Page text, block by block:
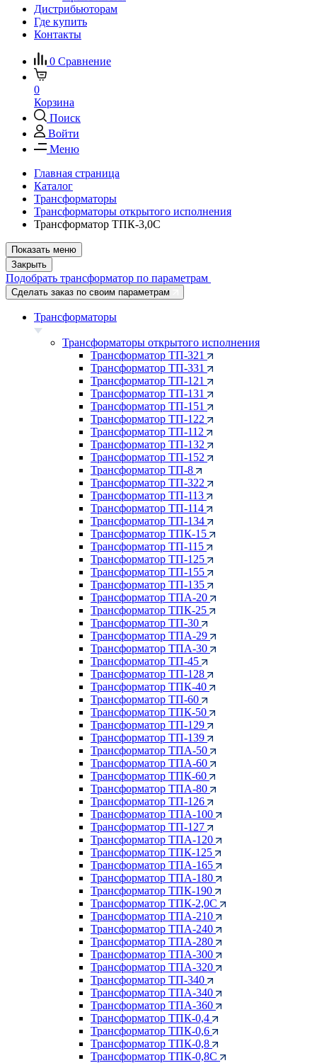
Дистрибьюторам
Где купить
Контакты
0 Сравнение
0
Корзина
Поиск
Войти
Меню
Главная страница
Каталог
Трансформаторы
Трансформаторы открытого исполнения
Трансформатор ТПК-3,0С
Показать меню
Закрыть
Подобрать трансформатор по параметрам
Сделать заказ по своим параметрам
Трансформаторы
Трансформаторы открытого исполнения
Трансформатор ТП-321
Трансформатор ТП-331
Трансформатор ТП-121
Трансформатор ТП-131
Трансформатор ТП-151
Трансформатор ТП-122
Трансформатор ТП-112
Трансформатор ТП-132
Трансформатор ТП-152
Трансформатор ТП-8
Трансформатор ТП-322
Трансформатор ТП-113
Трансформатор ТП-114
Трансформатор ТП-134
Трансформатор ТПК-15
Трансформатор ТП-115
Трансформатор ТП-125
Трансформатор ТП-155
Трансформатор ТП-135
Трансформатор ТПА-20
Трансформатор ТПК-25
Трансформатор ТП-30
Трансформатор ТПА-29
Трансформатор ТПА-30
Трансформатор ТП-45
Трансформатор ТП-128
Трансформатор ТПК-40
Трансформатор ТП-60
Трансформатор ТПК-50
Трансформатор ТП-129
Трансформатор ТП-139
Трансформатор ТПА-50
Трансформатор ТПА-60
Трансформатор ТПК-60
Трансформатор ТПА-80
Трансформатор ТП-126
Трансформатор ТПА-100
Трансформатор ТП-127
Трансформатор ТПА-120
Трансформатор ТПК-125
Трансформатор ТПА-165
Трансформатор ТПА-180
Трансформатор ТПК-190
Трансформатор ТПК-2,0С
Трансформатор ТПА-210
Трансформатор ТПА-240
Трансформатор ТПА-280
Трансформатор ТПА-300
Трансформатор ТПА-320
Трансформатор ТП-340
Трансформатор ТПА-340
Трансформатор ТПА-360
Трансформатор ТПК-0,4
Трансформатор ТПК-0,6
Трансформатор ТПК-0,8
Трансформатор ТПК-0,8С